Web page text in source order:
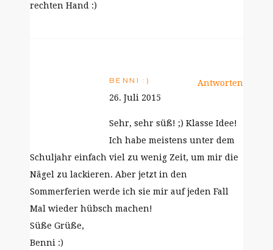
rechten Hand :)
BENNI :)
26. Juli 2015
Sehr, sehr süß! ;) Klasse Idee!
Ich habe meistens unter dem
Schuljahr einfach viel zu wenig Zeit, um mir die
Nägel zu lackieren. Aber jetzt in den
Sommerferien werde ich sie mir auf jeden Fall
Mal wieder hübsch machen!
Süße Grüße,
Benni :)
Antworten